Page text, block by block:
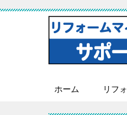
ホーム リフ